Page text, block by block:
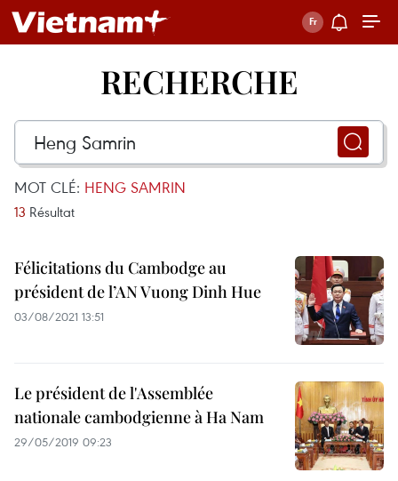
RECHERCHE
MOT CLÉ: HENG SAMRIN
13 Résultat
Félicitations du Cambodge au
président de l’AN Vuong Dinh Hue
03/08/2021 13:51
Le président de l'Assemblée
nationale cambodgienne à Ha Nam
29/05/2019 09:23